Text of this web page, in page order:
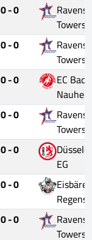
0 - 0
0 - 0
0 - 0
EC Bad
0 - 0
0 - 0
EG
0 - 0
Eisbären
0 - 0